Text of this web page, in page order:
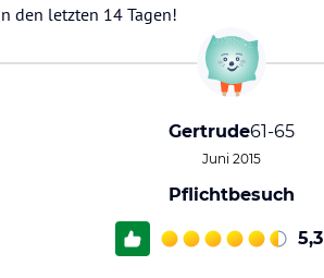
den letzten 14 Tagen!
Gertrude61-65
Juni 2015
Pflichtbesuch
5,3